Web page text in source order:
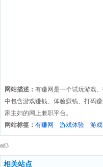
网站描述： 有赚网是一个试玩游戏
中包含游戏赚钱、体验赚钱、打码
家主妇的网上兼职平台。
网站标签： 有赚网 游戏体验 游
ad3
相关站点